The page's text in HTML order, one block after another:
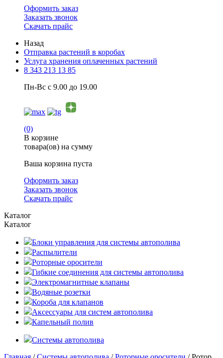
Оформить заказ
Заказать звонок
Скачать прайс
Назад
Отправка растений в коробах
Услуга хранения оплаченных растений
8 343 213 13 85
Пн-Вс с 9.00 до 19.00
(0)
В корзине
товара(ов) на сумму
Ваша корзина пуста
Оформить заказ
Заказать звонок
Скачать прайс
Каталог
Каталог
Блоки управления для системы автополива
Распылители
Роторные оросители
Гибкие соединения для системы автополива
Электромагнитные клапаны
Водяные розетки
Короба для клапанов
Аксессуары для систем автополива
Капельный полив
Системы автополива